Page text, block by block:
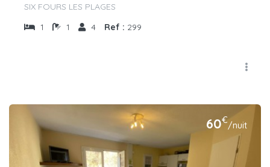
SIX FOURS LES PLAGES
1
1 4 Ref : 299
60€/nuit